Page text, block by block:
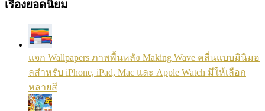
เรื่องยอดนิยม
แจก Wallpapers ภาพพื้นหลัง Making Wave คลื่นแบบมินิมอ
ลสำหรับ iPhone, iPad, Mac และ Apple Watch มีให้เลือก
หลายสี